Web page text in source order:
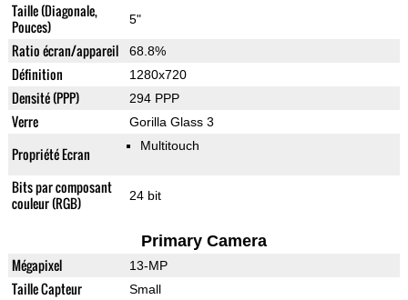
Taille (Diagonale,
Pouces)
5"
Ratio écran/appareil 68.8%
Définition 1280x720
Densité (PPP) 294 PPP
Verre Gorilla Glass 3
Propriété Ecran Multitouch
Bits par composant
couleur (RGB)
24 bit
Primary Camera
Mégapixel 13-MP
Taille Capteur Small